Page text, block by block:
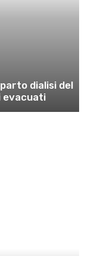
dialisi del
evacuati